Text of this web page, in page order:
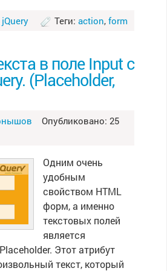
jQuery Теги: action, form
в поле Input с
(Placeholder,
Опубликовано: 25
Одним очень
удобным
свойством HTML
форм, а именно
текстовых полей
является
Этот атрибут
текст, который